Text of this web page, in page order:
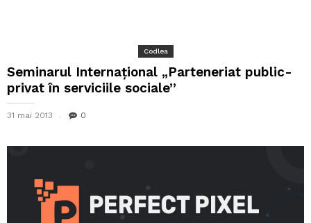
Codlea
Seminarul Internaţional „Parteneriat public-
privat în serviciile sociale”
31 mai 2013 0